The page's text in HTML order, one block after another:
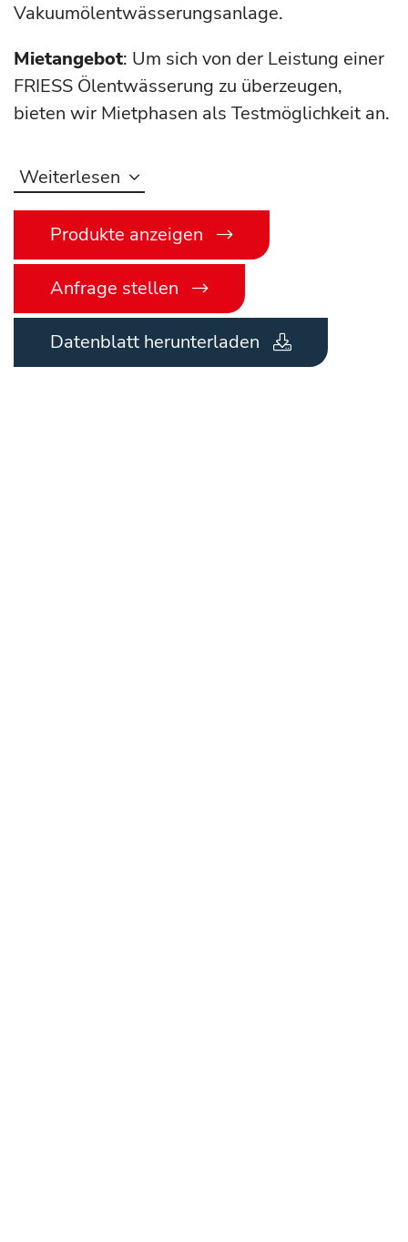
Vakuumölentwässerungsanlage.
Mietangebot: Um sich von der Leistung einer
FRIESS Ölentwässerung zu überzeugen,
bieten wir Mietphasen als Testmöglichkeit an.
Weiterlesen
Produkte anzeigen
Anfrage stellen
Datenblatt herunterladen